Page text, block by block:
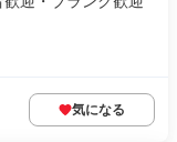
気になる